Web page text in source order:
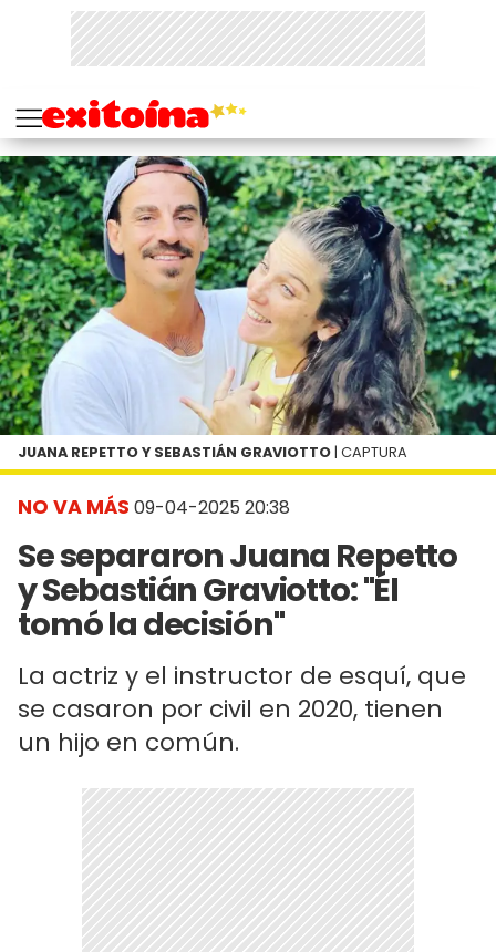
NO VA MÁS 09-04-2025 20:38
Se separaron Juana Repetto
y Sebastián Graviotto: "Él
tomó la decisión"
La actriz y el instructor de esquí, que
se casaron por civil en 2020, tienen
un hijo en común.
JUANA REPETTO Y SEBASTIÁN GRAVIOTTO | CAPTURA